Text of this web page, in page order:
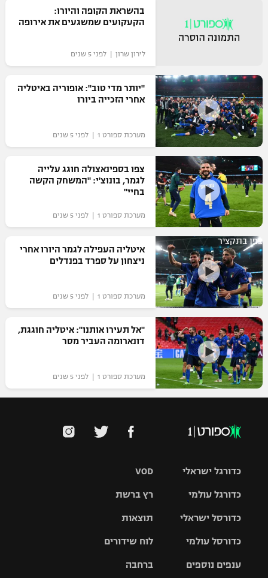
בהשראת הקופה והיורו:
הקעקועים שמשגעים את אירופה
לירון שרון | לפני 5 שנים
"יותר מדי טוב": אופוריה באיטליה
אחרי הזכייה ביורו
מערכת ספורט 1 | לפני 5 שנים
צפו בספינאצולה חוגג עלייה
לגמר, בונוצ'י: "המשחק הקשה
בחיי"
מערכת ספורט 1 | לפני 5 שנים
צפו בתקציר
איטליה העפילה לגמר היורו אחרי
ניצחון על ספרד בפנדלים
מערכת ספורט 1 | לפני 5 שנים
"אל תעירו אותנו": איטליה חוגגת,
דונארומה העביר מסר
מערכת ספורט 1 | לפני 5 שנים
VOD
רץ ברשת
תוצאות
לוח שידורים
ברחבה
כדורגל ישראלי
גביע הטוטו
כדורגל עולמי
האלופות
ליגה
כדורסל ישראלי
סל
כדורסל עולמי
ענפים נוספים